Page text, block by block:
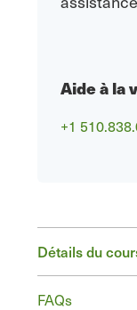
Aide à la
+1
Détails du
FAQs